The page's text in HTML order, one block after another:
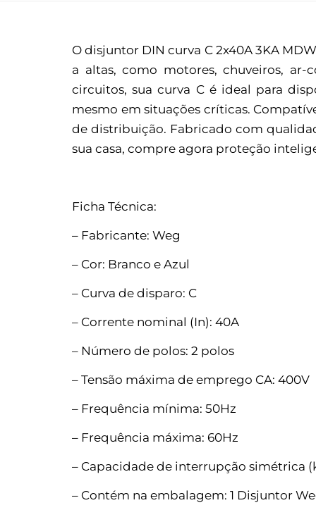
O disjuntor DIN curva C 2x40A 3KA
a altas, como motores, chuveiros,
circuitos, sua curva C é ideal para
mesmo em situações críticas.
de distribuição. Fabricado com
sua casa, compre agora proteção
Ficha Técnica:
– Fabricante: Weg
– Cor: Branco e Azul
– Curva de disparo: C
– Corrente nominal (In): 40A
– Número de polos: 2 polos
– Tensão máxima de emprego CA: 400V
– Frequência mínima: 50Hz
– Frequência máxima: 60Hz
– Capacidade de interrupção simétrica
– Contém na embalagem: 1 Disjuntor